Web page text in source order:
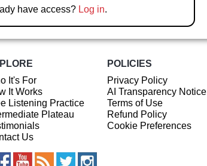
have access? Log in.
It's For
It Works
Listening Practice
Plateau
Us
POLICIES
Privacy Policy
AI Transparency Notice
Terms of Use
Refund Policy
Cookie Preferences